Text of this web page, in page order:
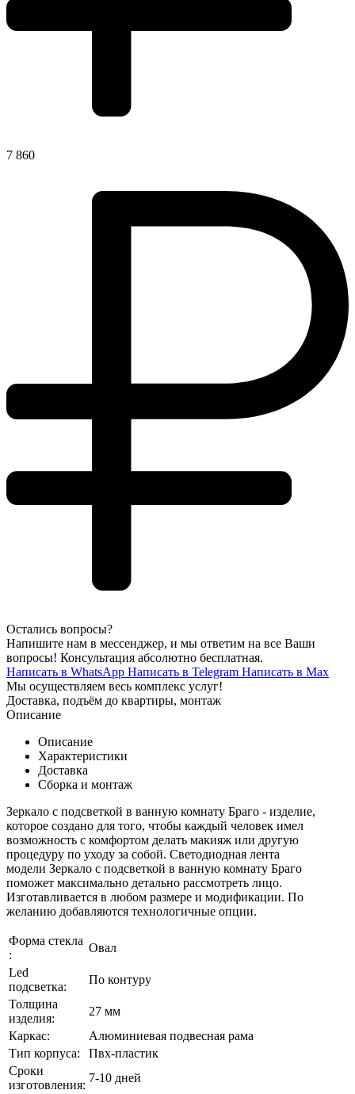
7 860
Остались вопросы?
Напишите нам в мессенджер, и мы ответим на все Ваши
вопросы! Консультация абсолютно бесплатная.
Написать в WhatsApp Написать в Telegram Написать в Max
Мы осуществляем весь комплекс услуг!
Доставка, подъём до квартиры, монтаж
Описание
Описание
Характеристики
Доставка
Сборка и монтаж
Зеркало с подсветкой в ванную комнату Браго - изделие,
которое создано для того, чтобы каждый человек имел
возможность с комфортом делать макияж или другую
процедуру по уходу за собой. Светодиодная лента
модели Зеркало с подсветкой в ванную комнату Браго
поможет максимально детально рассмотреть лицо.
Изготавливается в любом размере и модификации. По
желанию добавляются технологичные опции.
Форма стекла
:
Овал
Led
подсветка:
По контуру
Толщина
изделия:
27 мм
Каркаc:
Алюминиевая подвесная рама
Тип корпуса:
Пвх-пластик
Сроки
изготовления:
7-10 дней